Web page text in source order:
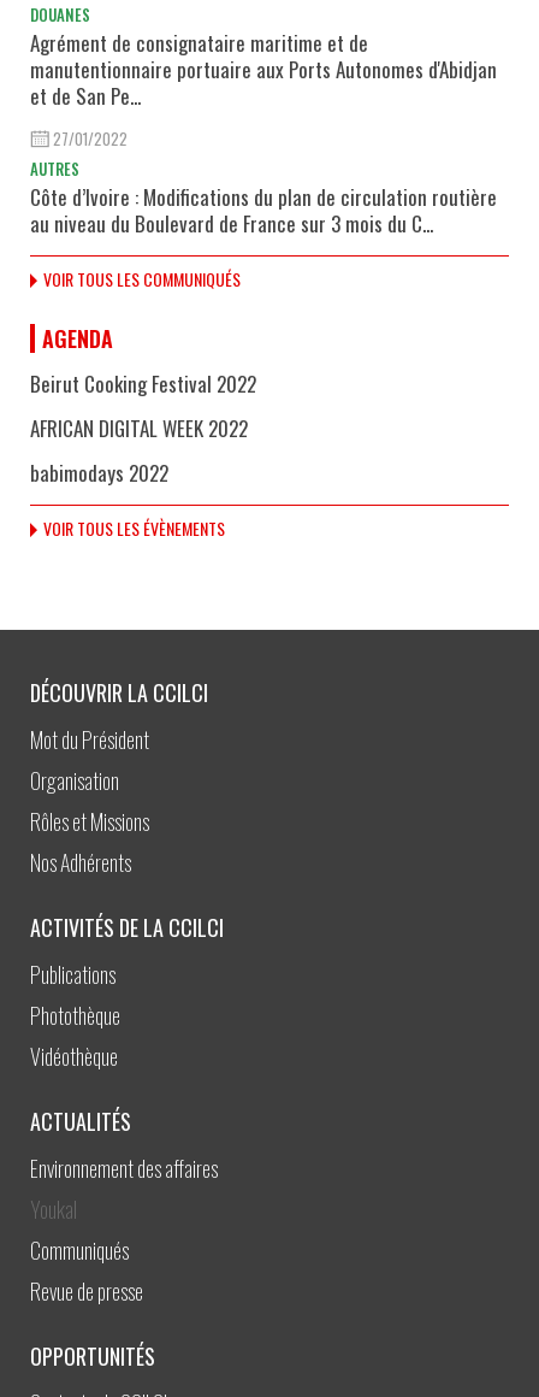
DOUANES
Agrément de consignataire maritime et de
manutentionnaire portuaire aux Ports Autonomes d'Abidjan
et de San Pe...
27/01/2022
AUTRES
Côte d’Ivoire : Modifications du plan de circulation routière
au niveau du Boulevard de France sur 3 mois du C...
VOIR TOUS LES COMMUNIQUÉS
AGENDA
Beirut Cooking Festival 2022
AFRICAN DIGITAL WEEK 2022
babimodays 2022
VOIR TOUS LES ÉVÈNEMENTS
DÉCOUVRIR LA CCILCI
Mot du Président
Organisation
Rôles et Missions
Nos Adhérents
ACTIVITÉS DE LA CCILCI
Publications
Photothèque
Vidéothèque
ACTUALITÉS
Environnement des affaires
Youkal
Communiqués
Revue de presse
OPPORTUNITÉS